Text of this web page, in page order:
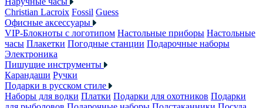
Christian Lacroix Fossil Guess
Офисные аксессуары
VIP-Блокноты с логотипом Настольные приборы Настольные
часы Плакетки Погодные станции Подарочные наборы
Электроника
Пишущие инструменты
Карандаши Ручки
Подарки в русском стиле
Наборы для водки Платки Подарки для охотников Подарки